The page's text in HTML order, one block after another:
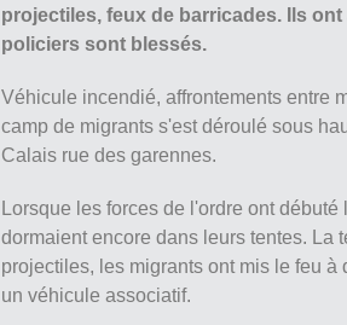
projectiles, feux de barricades. Ils
policiers sont blessés.
Véhicule incendié, affrontements entre
camp de migrants s'est déroulé sous
Calais rue des garennes.
Lorsque les forces de l'ordre ont
dormaient encore dans leurs tentes. La
projectiles, les migrants ont mis le feu
un véhicule associatif.